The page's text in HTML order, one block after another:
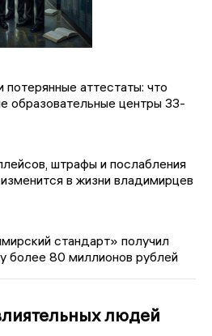
аттестаты: что
образовательные центры 33-
штрафы и послабления
в жизни владимирцев
стандарт» получил
более 80 миллионов рублей
людей